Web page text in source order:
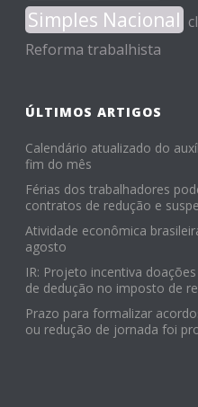
Simples Nacional
Reforma trabalhista
ÚLTIMOS ARTIGOS
Calendário atualizado do
fim do mês
Férias dos trabalhadores
contratos de redução e
Atividade econômica
agosto
IR: Projeto incentiva
de dedução no imposto de
Prazo para formalizar
ou redução de jornada foi